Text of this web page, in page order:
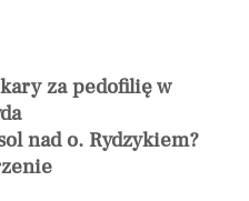
kary za pedofilię w
nad o. Rydzykiem?